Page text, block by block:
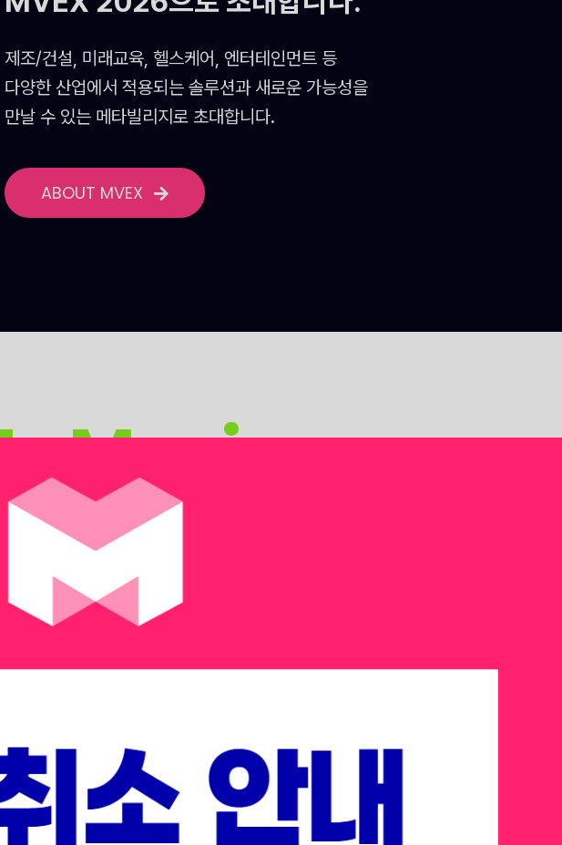
제조/건설, 미래교육, 헬스케어, 엔터테인먼트 등
다양한 산업에서 적용되는 솔루션과 새로운 가능성을
만날 수 있는 메타빌리지로 초대합니다.
ABOUT MVEX
Moving
현실로 나와 산업을 바꾸는 ’MOVING’의 해입니다.
보세요.
전 세계 VC, 테크 리더들이 주목하는 다음 승부처